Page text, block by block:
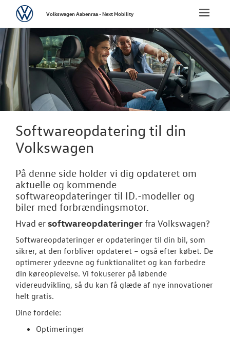
FORSIDE
NYE
NYE VAREBILER
BRUGTE BILER
Bestil tid på
Koncepter og
Hjulskifte
VW Connect
Toggle
VolkswagenVolkswagen Aabenraa - Next Mobility
Softwareopdatering til din
Volkswagen
På denne side holder vi dig opdateret om
aktuelle og kommende
softwareopdateringer til ID.-modeller og
biler med forbrændingsmotor.
Hvad ersoftwareopdateringerfra Volkswagen?
Softwareopdateringer er opdateringer til din bil, som
sikrer, at den forbliver opdateret – også efter købet. De
optimerer ydeevne og funktionalitet og kan forbedre
din køreoplevelse. Vi fokuserer på løbende
videreudvikling, så du kan få glæde af nye innovationer
helt gratis.
Dine fordele:
Optimeringer